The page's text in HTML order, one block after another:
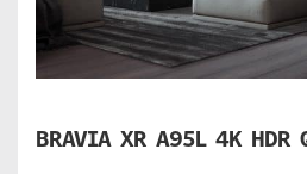
BRAVIA XR A95L 4K HDR